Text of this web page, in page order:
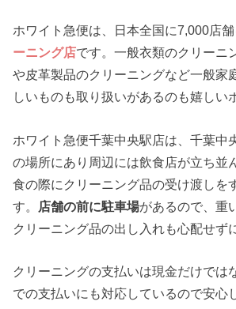
ホワイト急便は、日本全国に7,000店
ーニング店です。一般衣類のクリーニ
や皮革製品のクリーニングなど一般家
しいものも取り扱いがあるのも嬉しい
ホワイト急便千葉中央駅店は、千葉中
の場所にあり周辺には飲食店が立ち並
食の際にクリーニング品の受け渡しを
す。 店舗の前に駐車場があるので、重
クリーニング品の出し入れも心配せず
クリーニングの支払いは現金だけでは
での支払いにも対応しているので安心